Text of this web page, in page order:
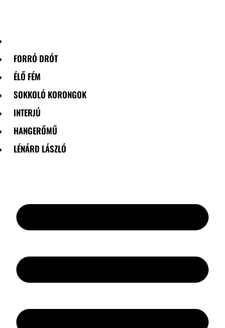
FORRÓ DRÓT
ÉLŐ FÉM
SOKKOLÓ KORONGOK
INTERJÚ
HANGERŐMŰ
LÉNÁRD LÁSZLÓ